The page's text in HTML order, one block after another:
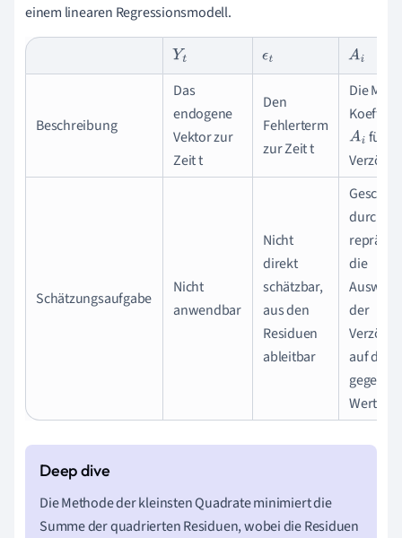
einem linearen Regressionsmodell.
Yt ϵt Ai
Beschreibung
Das
endogene
Vektor zur
Zeit t
Den
Fehlerterm
zur Zeit t
Die
Ai für
Schätzungsaufgabe
Nicht
anwendbar
Nicht
direkt
schätzbar,
aus den
Residuen
ableitbar
durch
die
der
auf die
Werte.
Die Methode der kleinsten Quadrate minimiert die
Summe der quadrierten Residuen, wobei die Residuen